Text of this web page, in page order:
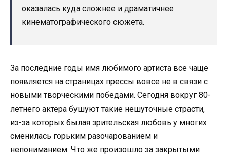
оказалась куда сложнее и драматичнее
кинематографического сюжета.
За последние годы имя любимого артиста все чаще
появляется на страницах прессы вовсе не в связи с
новыми творческими победами. Сегодня вокруг 80-
летнего актера бушуют такие нешуточные страсти,
из-за которых былая зрительская любовь у многих
сменилась горьким разочарованием и
непониманием. Что же произошло за закрытыми